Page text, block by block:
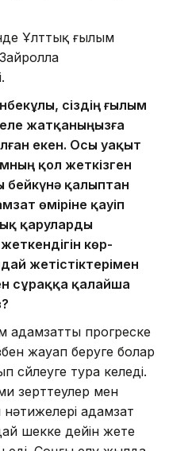
Ұлттық ғылым
сіз­дің ғылым
жат­қа­ныңызға
екен. Осы уақыт
қол жет­кіз­ген
бейкү­нә қа­лыптан
өміріне қауіп
қаруларды
көр­
жетістіктерімен
сұраққа қалайша
адамзатты прогреске
жауап беруге болар
сөйлеуге тура келеді.
зерт­­теулер мен
адамзат
шекке дейін жете